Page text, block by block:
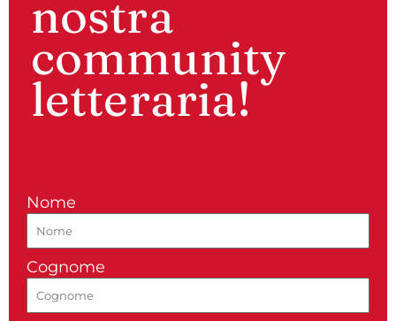
nostra
community
letteraria!
Nome
Cognome